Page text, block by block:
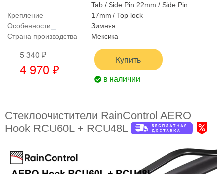
Крепление
Tab / Side Pin 22mm / Side Pin
17mm / Top lock
Особенности
Зимняя
Страна производства
Мексика
5 340 ₽
4 970 ₽
Купить
в наличии
Стеклоочистители RainControl AERO
Hook RCU60L + RCU48L